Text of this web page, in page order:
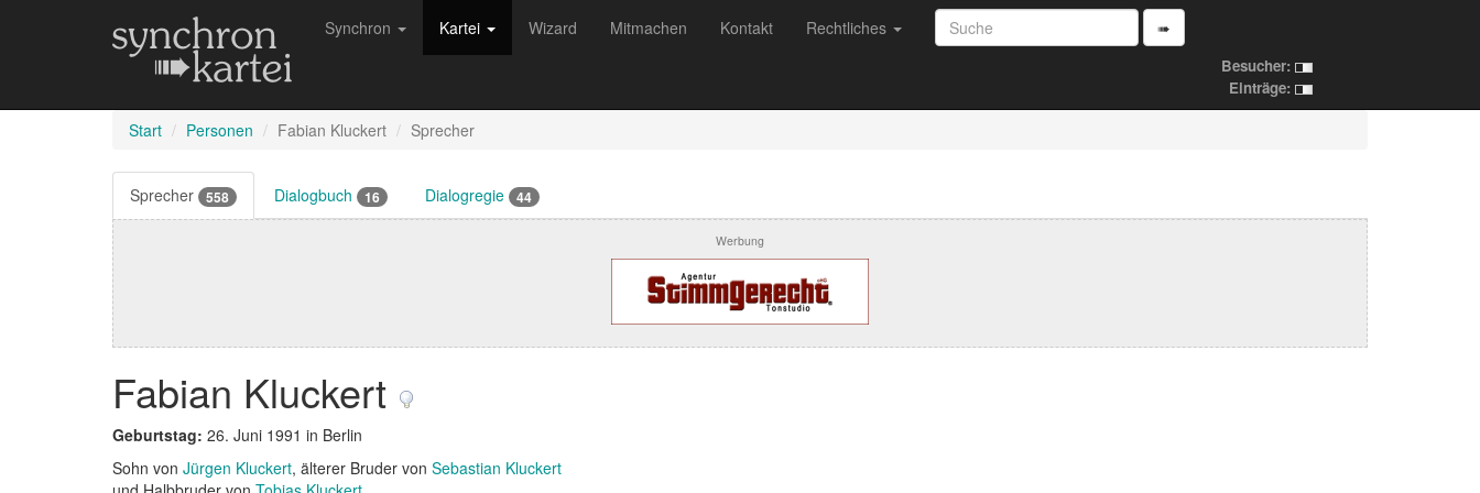
Synchron Kartei Wizard Mitmachen Kontakt Rechtliches ➠
Besucher:
Einträge:
Start Personen Fabian Kluckert Sprecher
Sprecher 558 Dialogbuch 16 Dialogregie 44
Werbung
Fabian Kluckert
Geburtstag: 26. Juni 1991 in Berlin
Sohn von Jürgen Kluckert, älterer Bruder von Sebastian Kluckert